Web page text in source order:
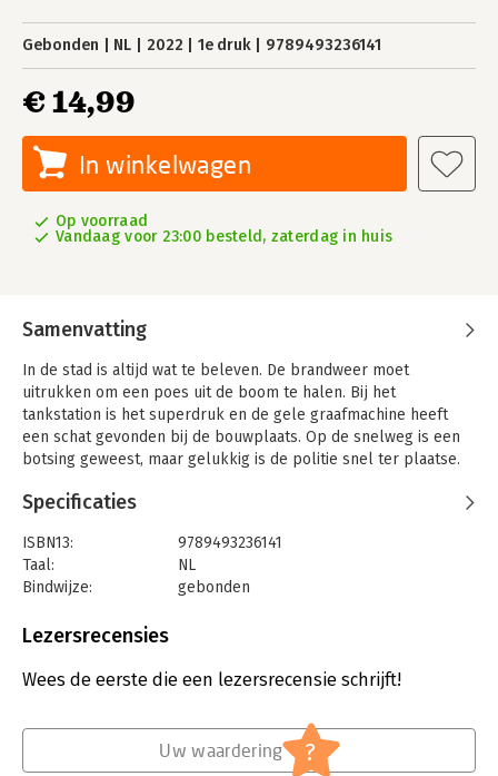
Gebonden NL 2022 1e druk 9789493236141
€ 14,99
In winkelwagen
Op voorraad
Vandaag voor 23:00 besteld, zaterdag in huis
Samenvatting
In de stad is altijd wat te beleven. De brandweer moet
uitrukken om een poes uit de boom te halen. Bij het
tankstation is het superdruk en de gele graafmachine heeft
een schat gevonden bij de bouwplaats. Op de snelweg is een
botsing geweest, maar gelukkig is de politie snel ter plaatse.
Dit dikke kartonboek met zoekplaten neemt je mee door het
verkeer. De vele details en verborgen grapjes maken dit boek
keer op keer een ondekkingstocht.
Een feest voor alle kleine autoliefhebbers!
Lees ook:
Waar is de gele graafmachine?
Waar is de rode trein?
Waar is de brandweerauto?
Specificaties
ISBN13:
9789493236141
Taal:
NL
Bindwijze:
gebonden
Uitgever:
Verschijningsdatum:
2-2-2022
Zoekboeken
Lezersrecensies
Wees de eerste die een lezersrecensie schrijft!
Uw waardering ?